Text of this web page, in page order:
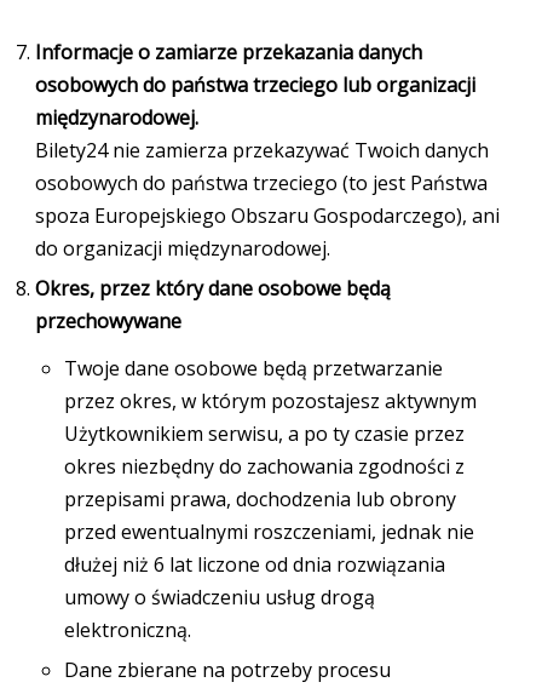
Informacje o zamiarze przekazania danych
osobowych do państwa trzeciego lub organizacji
międzynarodowej.
Bilety24 nie zamierza przekazywać Twoich danych
osobowych do państwa trzeciego (to jest Państwa
spoza Europejskiego Obszaru Gospodarczego), ani
do organizacji międzynarodowej.
Okres, przez który dane osobowe będą
przechowywane
Twoje dane osobowe będą przetwarzanie
przez okres, w którym pozostajesz aktywnym
Użytkownikiem serwisu, a po ty czasie przez
okres niezbędny do zachowania zgodności z
przepisami prawa, dochodzenia lub obrony
przed ewentualnymi roszczeniami, jednak nie
dłużej niż 6 lat liczone od dnia rozwiązania
umowy o świadczeniu usług drogą
elektroniczną.
Dane zbierane na potrzeby procesu